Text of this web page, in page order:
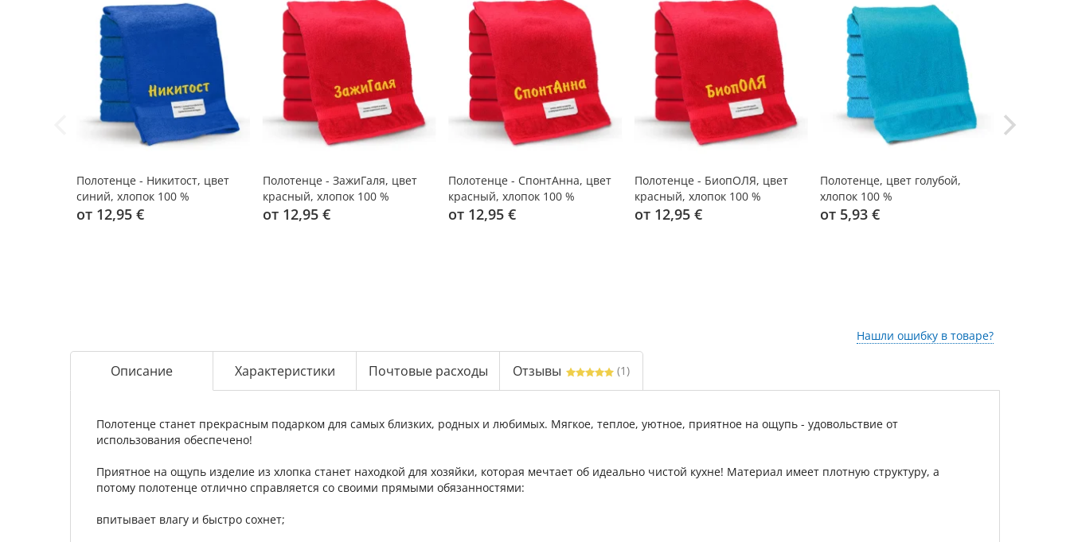
Полотенце - Никитост, цвет
синий, хлопок 100 %
от 12,95 €
Полотенце - ЗажиГаля, цвет
красный, хлопок 100 %
от 12,95 €
Полотенце - СпонтАнна, цвет
красный, хлопок 100 %
от 12,95 €
Полотенце - БиопОЛЯ, цвет
красный, хлопок 100 %
от 12,95 €
Полотенце, цвет голубой,
хлопок 100 %
от 5,93 €
Нашли ошибку в товаре?
Описание Характеристики Почтовые расходы Отзывы (1)
Полотенце станет прекрасным подарком для самых близких, родных и любимых. Мягкое, теплое, уютное, приятное на ощупь - удовольствие от
использования обеспечено!
Приятное на ощупь изделие из хлопка станет находкой для хозяйки, которая мечтает об идеально чистой кухне! Материал имеет плотную структуру, а
потому полотенце отлично справляется со своими прямыми обязанностями:
впитывает влагу и быстро сохнет;